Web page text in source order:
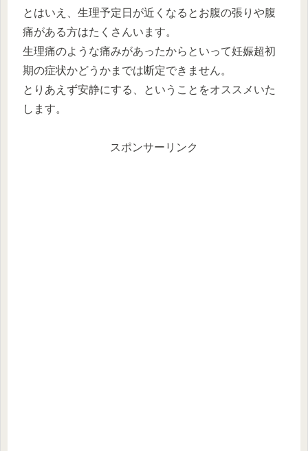
とはいえ、生理予定日が近くなるとお腹の張りや腹
痛がある方はたくさんいます。
生理痛のような痛みがあったからといって妊娠超初
期の症状かどうかまでは断定できません。
とりあえず安静にする、ということをオススメいた
します。
スポンサーリンク